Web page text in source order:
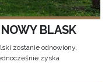
BLASK
zostanie odnowiony,
zyska